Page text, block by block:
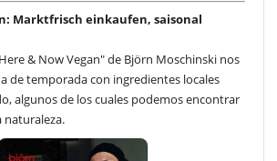
Marktfrisch einkaufen, saisonal
& Now Vegan" de Björn Moschinski nos
de temporada con ingredientes locales
algunos de los cuales podemos encontrar
naturaleza.